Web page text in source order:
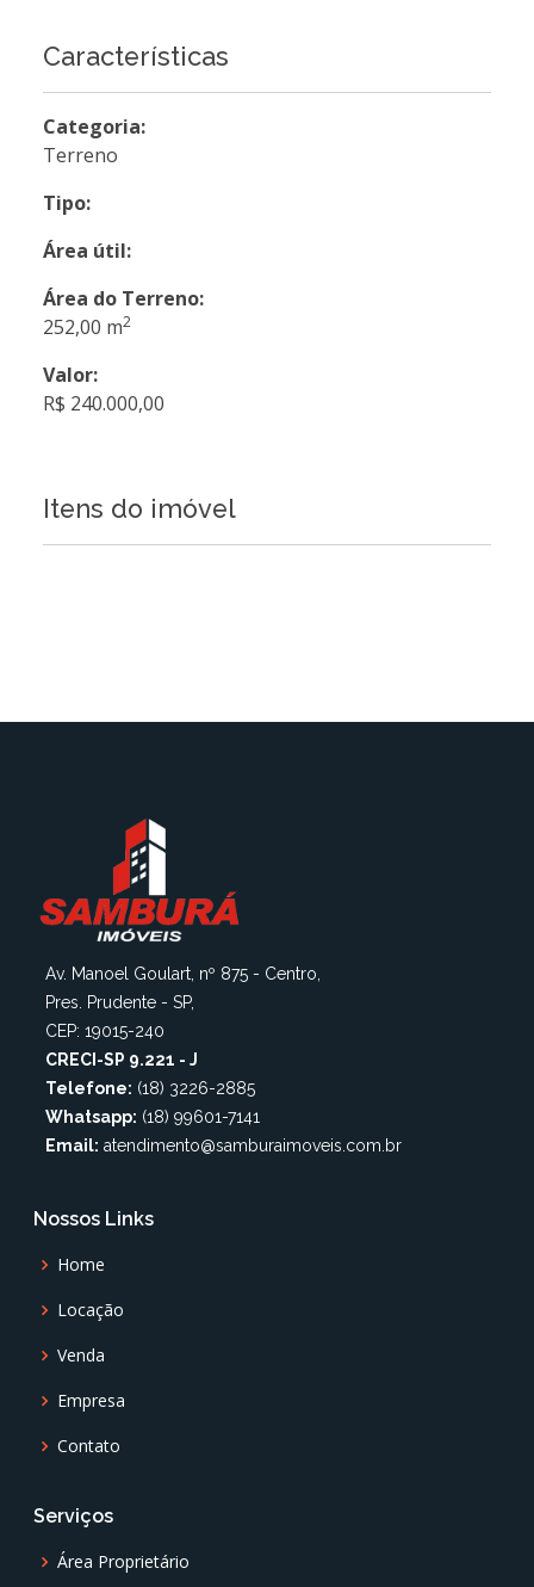
Características
Categoria:
Terreno
Tipo:
Área útil:
Área do Terreno:
252,00 m2
Valor:
R$ 240.000,00
Itens do imóvel
Av. Manoel Goulart, nº 875 - Centro,
Pres. Prudente - SP,
CEP: 19015-240
CRECI-SP 9.221 - J
Telefone: (18) 3226-2885
Whatsapp: (18) 99601-7141
Email: atendimento@samburaimoveis.com.br
Nossos Links
Home
Locação
Venda
Empresa
Contato
Serviços
Área Proprietário